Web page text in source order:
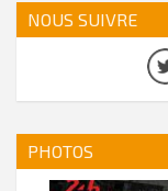
NOUS SUIVRE
PHOTOS